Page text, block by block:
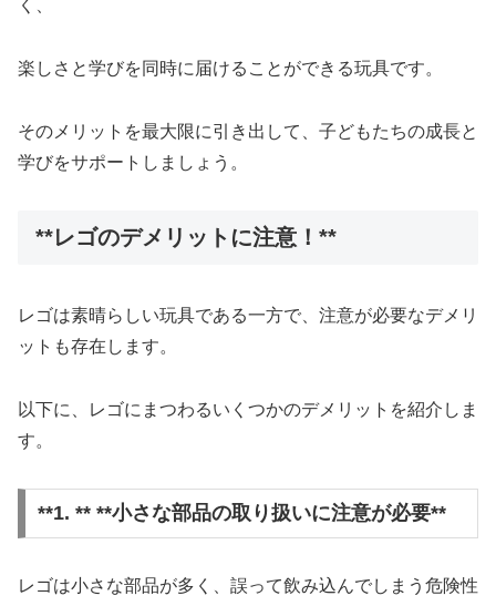
く、
楽しさと学びを同時に届けることができる玩具です。
そのメリットを最大限に引き出して、子どもたちの成長と
学びをサポートしましょう。
**レゴのデメリットに注意！**
レゴは素晴らしい玩具である一方で、注意が必要なデメリ
ットも存在します。
以下に、レゴにまつわるいくつかのデメリットを紹介しま
す。
**1. ** **小さな部品の取り扱いに注意が必要**
レゴは小さな部品が多く、誤って飲み込んでしまう危険性